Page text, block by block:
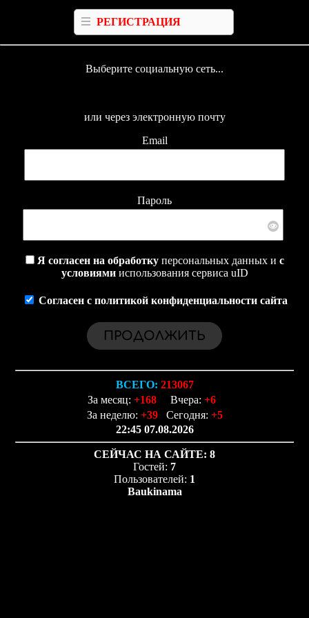
РЕГИСТРАЦИЯ
Выберите социальную сеть...
или через электронную почту
Email
Пароль
Я согласен на обработкуперсональных данных и с
условиямииспользования сервиса uID
Согласен с политикой конфиденциальности сайта
ВСЕГО: 213067
За месяц: +168 Вчера: +6
За неделю: +39 Сегодня: +5
22:45 07.08.2026
СЕЙЧАС НА САЙТЕ: 8
Гостей: 7
Пользователей: 1
Baukinama